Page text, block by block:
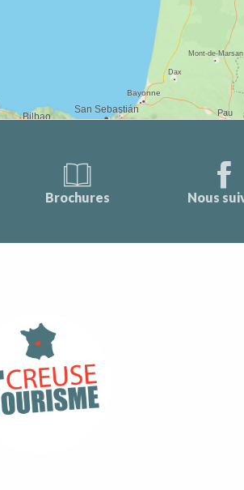
Brochures Nous